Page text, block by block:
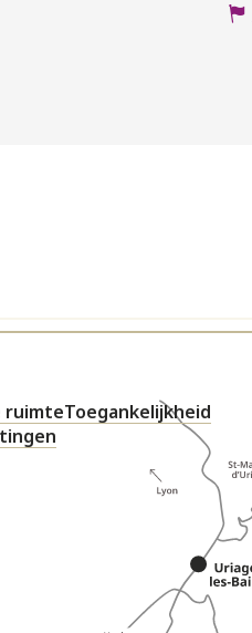
ruimteToegankelijkheid